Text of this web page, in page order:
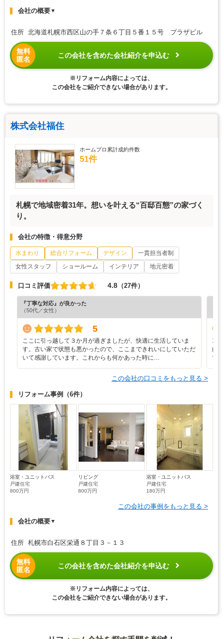
会社の概要▼
住所 北海道札幌市西区山の手７条６丁目５番１５号 プラザビル
無料
匿名
この会社を含めた会社紹介を申込む
※リフォーム内容によっては、
この会社をご紹介できない場合があります。
株式会社福住
ホームプロ累計成約件数
51件
札幌で地域密着31年。想いを叶える“百邸百態”の家づく
り。
会社の特徴・得意分野
水まわり 総合リフォーム デザイン
一貫担当者制
女性スタッフ
ショールーム インテリア 地元密着
口コミ評価 4.8 （27件）
『丁寧な対応』が良かった
（50代／女性）
5
ここに引っ越して３か月が過ぎましたが、快適に生活していま
す。古い家で状態も悪かったので、ここまできれいにしていただ
いて感謝しています。これからも何かあった時に…
11
内
で
この会社の口コミをもっと見る >
リフォーム事例 （6件）
浴室・ユニットバス
戸建住宅
800万円
リビング
戸建住宅
800万円
浴室・ユニットバス
戸建住宅
180万円
この会社の事例をもっと見る >
会社の概要▼
住所 札幌市白石区栄通８丁目３－１３
無料
匿名
この会社を含めた会社紹介を申込む
※リフォーム内容によっては、
この会社をご紹介できない場合があります。